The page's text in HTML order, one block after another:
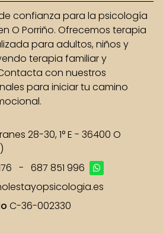
confianza para la psicología
O Porriño. Ofrecemos terapia
para adultos, niños y
terapia familiar y
con nuestros
para iniciar tu camino
28-30, 1° E - 36400 O
- 687 851 996
C-36-002330